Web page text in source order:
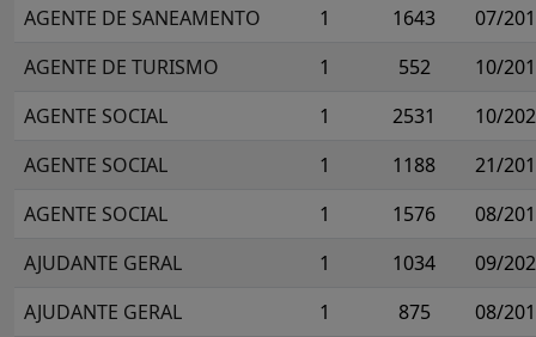
AGENTE DE SANEAMENTO 1 1643
07/
AGENTE DE TURISMO
1 552
10/
AGENTE SOCIAL
1 2531
10/
AGENTE SOCIAL
1 1188
21/
AGENTE SOCIAL
1 1576
08/
AJUDANTE GERAL
1 1034
09/
AJUDANTE GERAL
1 875
08/